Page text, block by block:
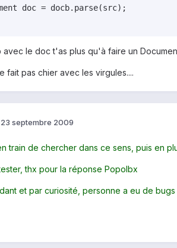
doc = docb.parse(src);
avec le doc t'as plus qu'à faire un
fait pas chier avec les virgules....
23 septembre 2009
train de chercher dans ce sens, puis en
thx pour la réponse Popolbx
et par curiosité, personne a eu de bugs